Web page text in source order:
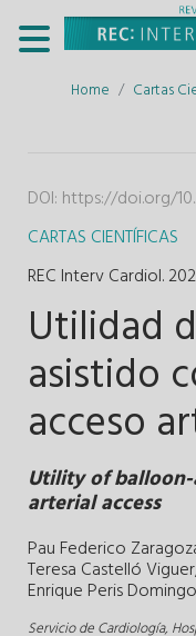
Home Cartas
DOI: https://doi.org/
CARTAS CIENTÍFICAS
REC Interv Cardiol.
Utilidad
asistido
acceso
Utility of
arterial access
Pau Federico
Teresa Castelló Viguer
Enrique Peris Domingo
Servicio de Cardiología,